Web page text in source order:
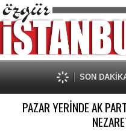
SON
PAZAR YERİNDE AK